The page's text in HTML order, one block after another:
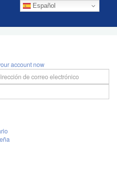
Español
account now